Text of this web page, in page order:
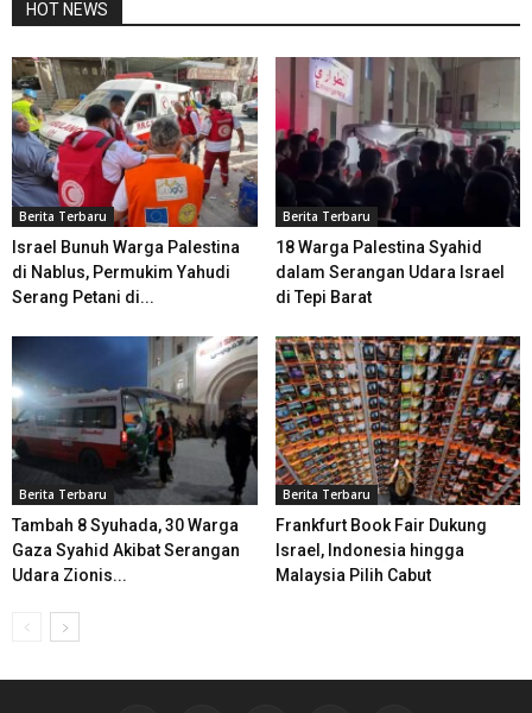
HOT NEWS
Berita Terbaru
Israel Bunuh Warga Palestina
di Nablus, Permukim Yahudi
Serang Petani di...
Berita Terbaru
18 Warga Palestina Syahid
dalam Serangan Udara Israel
di Tepi Barat
Berita Terbaru
Tambah 8 Syuhada, 30 Warga
Gaza Syahid Akibat Serangan
Udara Zionis...
Berita Terbaru
Frankfurt Book Fair Dukung
Israel, Indonesia hingga
Malaysia Pilih Cabut